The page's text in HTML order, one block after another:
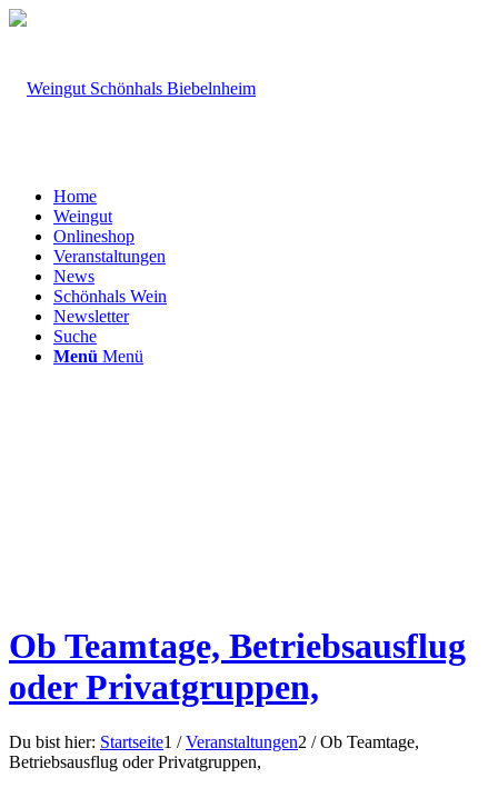
Home
Weingut
Onlineshop
Veranstaltungen
News
Schönhals Wein
Newsletter
Suche
Menü Menü
Ob Teamtage, Betriebsausflug
oder Privatgruppen,
Du bist hier: Startseite1 / Veranstaltungen2 / Ob Teamtage,
Betriebsausflug oder Privatgruppen,